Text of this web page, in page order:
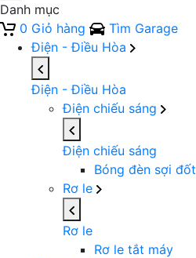
Danh mục
0 Giỏ hàng
Tìm Garage
Điện - Điều Hòa
Điện - Điều Hòa
Điện chiếu sáng
Điện chiếu sáng
Bóng đèn sợi đốt
Rơ le
Rơ le
Rơ le tắt máy